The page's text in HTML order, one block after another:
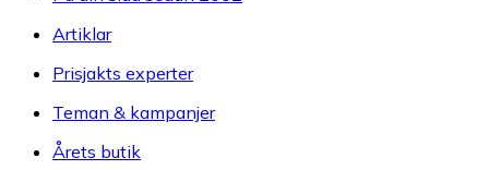
Artiklar
Prisjakts experter
Teman & kampanjer
Årets butik